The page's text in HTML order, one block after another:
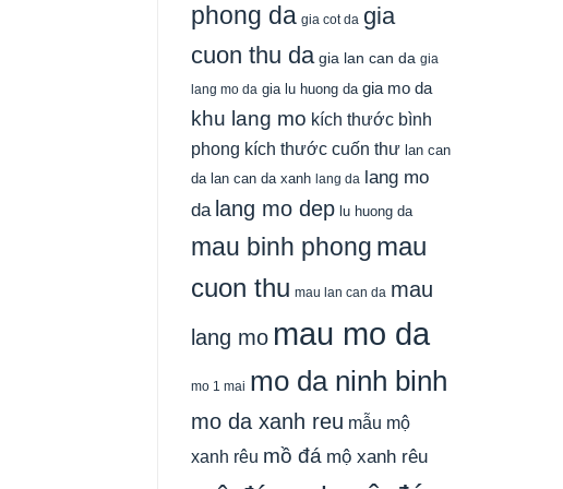
phong da gia cot da gia
cuon thu da gia lan can da gia
lang mo da gia lu huong da gia mo da
khu lang mo kích thước bình
phong kích thước cuốn thư lan can
da lan can da xanh lang da lang mo
da lang mo dep lu huong da
mau binh phong mau
cuon thu mau lan can da mau
lang mo mau mo da
mo 1 mai mo da ninh binh
mo da xanh reu mẫu mộ
xanh rêu mồ đá mộ xanh rêu